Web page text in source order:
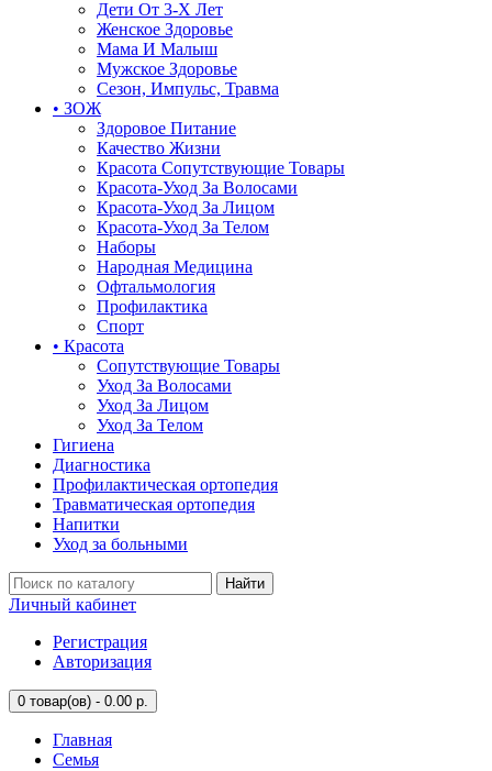
Дети От 3-Х Лет
Женское Здоровье
Мама И Малыш
Мужское Здоровье
Сезон, Импульс, Травма
• ЗОЖ
Здоровое Питание
Качество Жизни
Красота Сопутствующие Товары
Красота-Уход За Волосами
Красота-Уход За Лицом
Красота-Уход За Телом
Наборы
Народная Медицина
Офтальмология
Профилактика
Спорт
• Красота
Сопутствующие Товары
Уход За Волосами
Уход За Лицом
Уход За Телом
Гигиена
Диагностика
Профилактическая ортопедия
Травматическая ортопедия
Напитки
Уход за больными
Найти
Личный кабинет
Регистрация
Авторизация
0 товар(ов) - 0.00 р.
Главная
Семья